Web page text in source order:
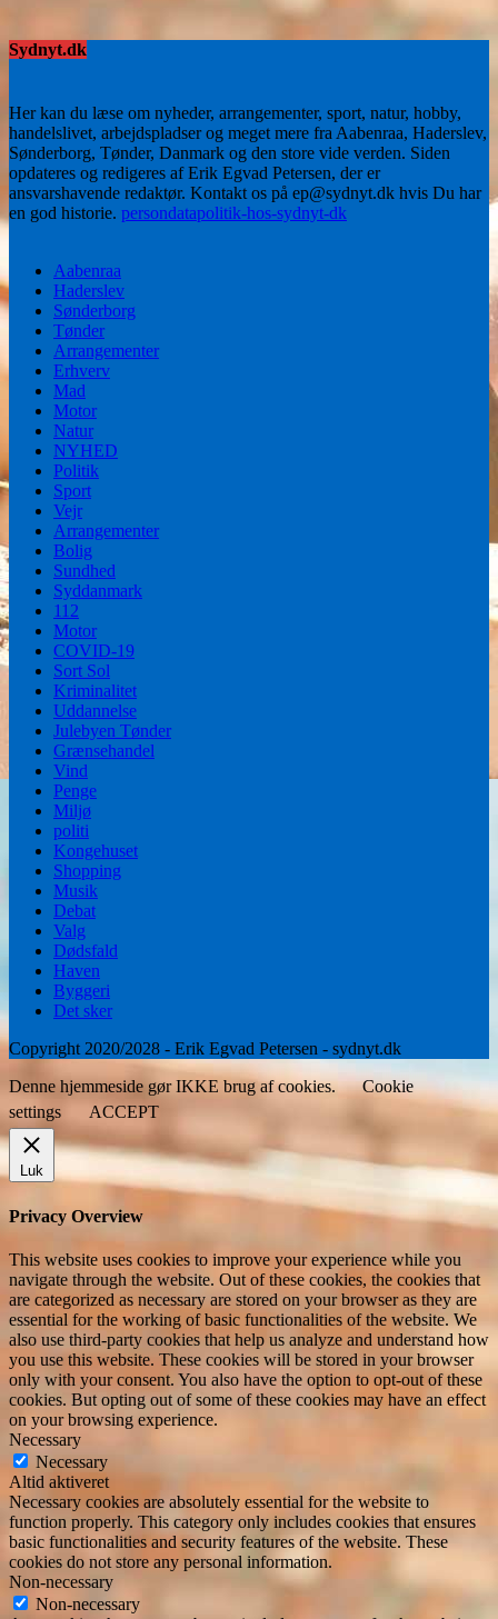
Sydnyt.dk
Her kan du læse om nyheder, arrangementer, sport, natur, hobby,
handelslivet, arbejdspladser og meget mere fra Aabenraa, Haderslev,
Sønderborg, Tønder, Danmark og den store vide verden. Siden
opdateres og redigeres af Erik Egvad Petersen, der er
ansvarshavende redaktør. Kontakt os på ep@sydnyt.dk hvis Du har
en god historie. persondatapolitik-hos-sydnyt-dk
Aabenraa
Haderslev
Sønderborg
Tønder
Arrangementer
Erhverv
Mad
Motor
Natur
NYHED
Politik
Sport
Vejr
Arrangementer
Bolig
Sundhed
Syddanmark
112
Motor
COVID-19
Sort Sol
Kriminalitet
Uddannelse
Julebyen Tønder
Grænsehandel
Vind
Penge
Miljø
politi
Kongehuset
Shopping
Musik
Debat
Valg
Dødsfald
Haven
Byggeri
Det sker
Copyright 2020/2028 - Erik Egvad Petersen - sydnyt.dk
Denne hjemmeside gør IKKE brug af cookies.
Cookie
settings
ACCEPT
Luk
Privacy Overview
This website uses cookies to improve your experience while you
navigate through the website. Out of these cookies, the cookies that
are categorized as necessary are stored on your browser as they are
essential for the working of basic functionalities of the website. We
also use third-party cookies that help us analyze and understand how
you use this website. These cookies will be stored in your browser
only with your consent. You also have the option to opt-out of these
cookies. But opting out of some of these cookies may have an effect
on your browsing experience.
Necessary
Necessary
Altid aktiveret
Necessary cookies are absolutely essential for the website to
function properly. This category only includes cookies that ensures
basic functionalities and security features of the website. These
cookies do not store any personal information.
Non-necessary
Non-necessary